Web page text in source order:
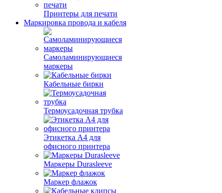
Принтеры для печати
Маркировка провода и кабеля
Самоламинирующиеся
маркеры
Кабельные бирки
Термоусадочная трубка
Этикетка А4 для
офисного принтера
Маркеры Durasleeve
Маркер флажок